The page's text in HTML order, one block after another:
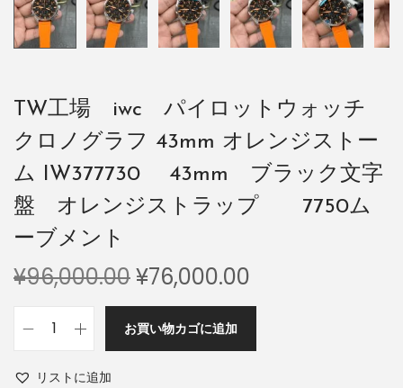
TW工場 iwc パイロットウォッチ
クロノグラフ 43mm オレンジストー
ム IW377730 43mm ブラック文字
盤 オレンジストラップ 7750ム
ーブメント
¥96,000.00¥76,000.00
お買い物カゴに追加
リストに追加